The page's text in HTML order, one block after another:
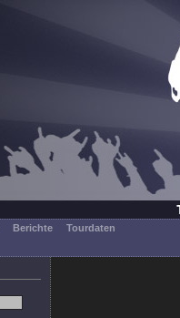
Berichte
Tourdaten